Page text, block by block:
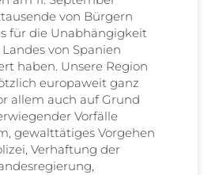
von Bürgern
für die Unabhängigkeit
Landes von Spanien
haben. Unsere Region
europaweit ganz
allem auch auf Grund
Vorfälle
gewalttätiges Vorgehen
Verhaftung der